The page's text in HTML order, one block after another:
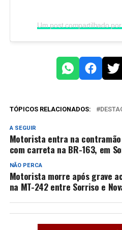
TÓPICOS RELACIONADOS:
A SEGUIR
Motorista entra na
com carreta na BR-163, em
NÃO PERCA
Motorista morre após grave
na MT-242 entre Sorriso e